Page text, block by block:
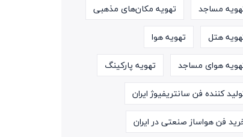
مساجد
تهویه مکان‌های مذهبی
هتل
تهویه هوا
هوای مساجد
تهویه پارکینگ
کننده فن سانتریفیوژ ایران
فن هواساز صنعتی در ایران